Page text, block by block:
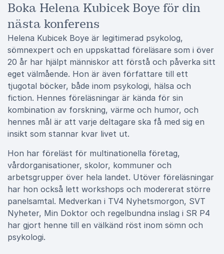
Boka Helena Kubicek Boye för din
nästa konferens
Helena Kubicek Boye är legitimerad psykolog,
sömnexpert och en uppskattad föreläsare som i över
20 år har hjälpt människor att förstå och påverka sitt
eget välmående. Hon är även författare till ett
tjugotal böcker, både inom psykologi, hälsa och
fiction. Hennes föreläsningar är kända för sin
kombination av forskning, värme och humor, och
hennes mål är att varje deltagare ska få med sig en
insikt som stannar kvar livet ut.
Hon har föreläst för multinationella företag,
vårdorganisationer, skolor, kommuner och
arbetsgrupper över hela landet. Utöver föreläsningar
har hon också lett workshops och modererat större
panelsamtal. Medverkan i TV4 Nyhetsmorgon, SVT
Nyheter, Min Doktor och regelbundna inslag i SR P4
har gjort henne till en välkänd röst inom sömn och
psykologi.